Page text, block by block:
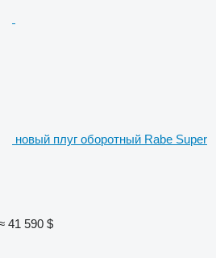
новый плуг оборотный Rabe Super
41 590 $